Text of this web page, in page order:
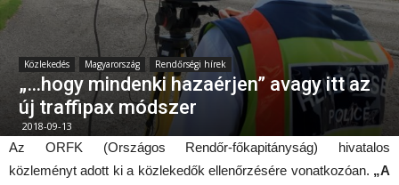
Közlekedés Magyarország Rendőrségi hírek
„…hogy mindenki hazaérjen” avagy itt az
új traffipax módszer
2018-09-13
Az ORFK (Országos Rendőr-főkapitányság) hivatalos
közleményt adott ki a közlekedők ellenőrzésére vonatkozóan. „A